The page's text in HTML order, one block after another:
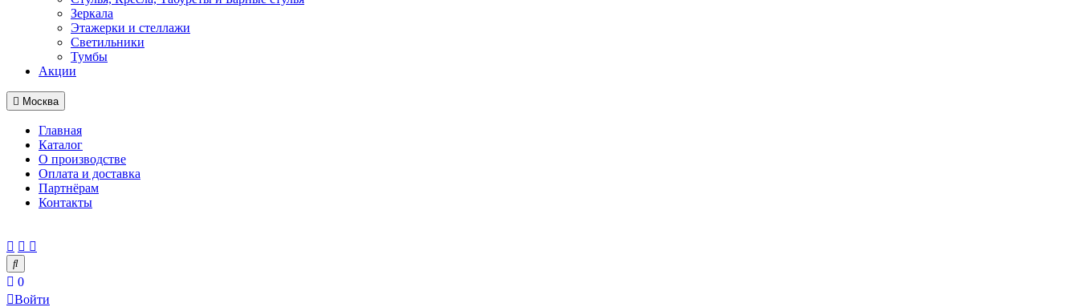
Зеркала
Этажерки и стеллажи
Светильники
Тумбы
Акции
Москва
Главная
Каталог
О производстве
Оплата и доставка
Партнёрам
Контакты
0
Войти